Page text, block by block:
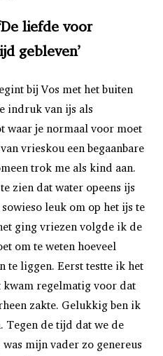
liefde voor
gebleven’
bij Vos met het buiten
indruk van ijs als
waar je normaal voor moet
vrieskou een begaanbare
trok me als kind aan.
zien dat water opeens ijs
leuk om op het ijs te
ging vriezen volgde ik de
om te weten hoeveel
te liggen. Eerst testte ik het
kwam regelmatig voor dat
zakte. Gelukkig ben ik
Tegen de tijd dat we de
mijn vader zo genereus